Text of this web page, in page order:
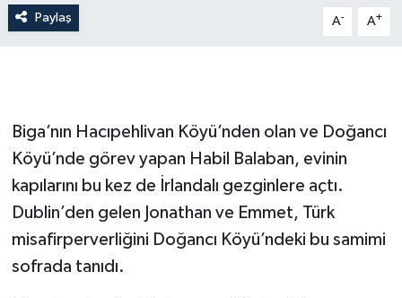
Paylaş A- A+
Biga’nın Hacıpehlivan Köyü’nden olan ve Doğancı
Köyü’nde görev yapan Habil Balaban, evinin
kapılarını bu kez de İrlandalı gezginlere açtı.
Dublin’den gelen Jonathan ve Emmet, Türk
misafirperverliğini Doğancı Köyü’ndeki bu samimi
sofrada tanıdı.
Politika
Siyaset
Spor
Tarım ve Ekonomi